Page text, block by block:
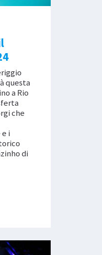
questa
a Rio
che
i
di